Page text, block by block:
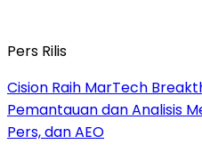
Pers Rilis
Cision Raih MarTech
Pemantauan dan Analisis
Pers, dan AEO